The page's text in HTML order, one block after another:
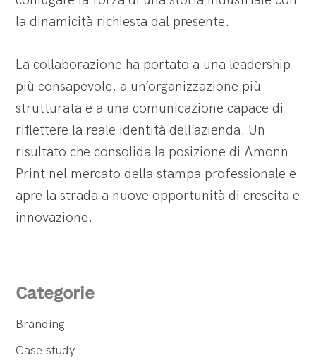
la dinamicità richiesta dal presente.
La collaborazione ha portato a una leadership
più consapevole, a un’organizzazione più
strutturata e a una comunicazione capace di
riflettere la reale identità dell’azienda. Un
risultato che consolida la posizione di Amonn
Print nel mercato della stampa professionale e
apre la strada a nuove opportunità di crescita e
innovazione.
Categorie
Branding
Case study